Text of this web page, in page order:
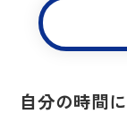
自分の時間